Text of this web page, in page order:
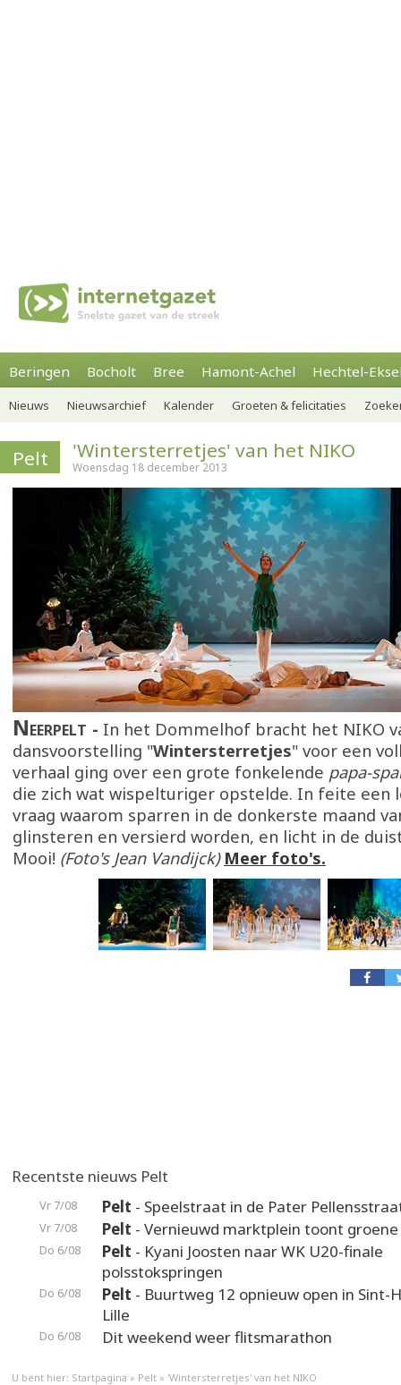
Beringen Bocholt Bree Hamont-Achel Hechtel-
Nieuws Nieuwsarchief Kalender Groeten & felicitaties
Pelt 'Wintersterretjes' van het NIKO
Woensdag 18 december 2013
Neerpelt
In het Dommelhof bracht het NIKO
dansvoorstelling "Wintersterretjes" voor een
verhaal ging over een grote fonkelende papa-
die zich wat wispelturiger opstelde. In feite een
vraag waarom sparren in de donkerste maand
glinsteren en versierd worden, en licht in de
Mooi! (Foto's Jean Vandijck) Meer foto's.
Recentste nieuws Pelt
Vr 7/08 Pelt - Speelstraat in de Pater
Vr 7/08 Pelt - Vernieuwd marktplein toont
Do 6/08 Pelt - Kyani Joosten naar WK U20-finale
polsstokspringen
Do 6/08 Pelt - Buurtweg 12 opnieuw open in Sint-
Lille
Do 6/08 Dit weekend weer flitsmarathon
U bent hier: Startpagina » Pelt » 'Wintersterretjes' van het NIKO